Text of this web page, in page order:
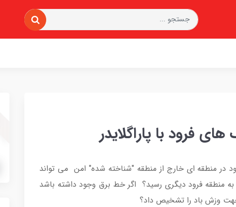
فرود با پاراگلایدر
فرود در منطقه ای خارج از منطقه "شناخته شده" امن می تواند
منطقه فرود دیگری رسید؟ اگر خط برق وجود داشته باشد
وزش باد را تشخیص داد؟